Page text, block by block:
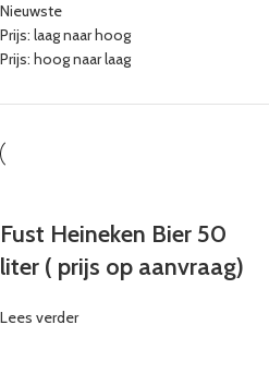
Nieuwste
Prijs: laag naar hoog
Prijs: hoog naar laag
Fust Heineken Bier 50
liter ( prijs op aanvraag)
Lees verder